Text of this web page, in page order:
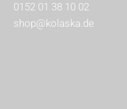
0152 01 38 10 02
shop@kolaska.de